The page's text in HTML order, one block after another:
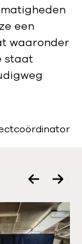
een
waaronder
staat
V
o
r
i
V
o
l
g